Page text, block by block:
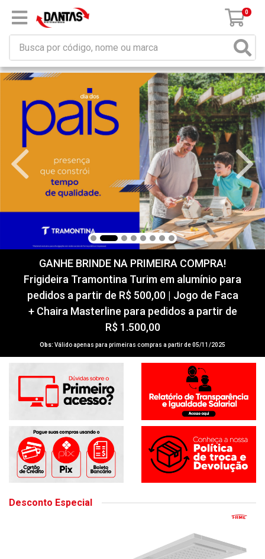
Receba da DANTAS DISTRIBUIDORA mensagem de
promoções e novidades em seu computador e/ou
celular!
Não permitir Permitir
Powered by SendPulse
×
0
GANHE BRINDE NA PRIMEIRA COMPRA!
Frigideira Tramontina Turim em alumínio para
pedidos a partir de R$ 500,00 | Jogo de Faca
+ Chaira Masterline para pedidos a partir de
R$ 1.500,00
Obs: Válido apenas para primeiras compras a partir de 05/11/2025